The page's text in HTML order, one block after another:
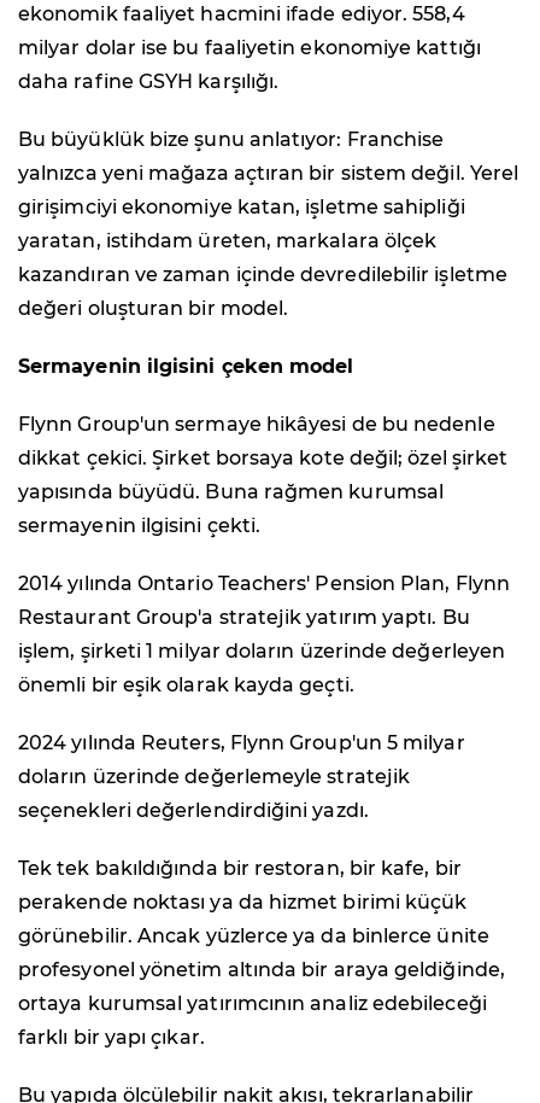
ekonomik faaliyet hacmini ifade ediyor. 558,4
milyar dolar ise bu faaliyetin ekonomiye kattığı
daha rafine GSYH karşılığı.
Bu büyüklük bize şunu anlatıyor: Franchise
yalnızca yeni mağaza açtıran bir sistem değil. Yerel
girişimciyi ekonomiye katan, işletme sahipliği
yaratan, istihdam üreten, markalara ölçek
kazandıran ve zaman içinde devredilebilir işletme
değeri oluşturan bir model.
Sermayenin ilgisini çeken model
Flynn Group'un sermaye hikâyesi de bu nedenle
dikkat çekici. Şirket borsaya kote değil; özel şirket
yapısında büyüdü. Buna rağmen kurumsal
sermayenin ilgisini çekti.
2014 yılında Ontario Teachers' Pension Plan, Flynn
Restaurant Group'a stratejik yatırım yaptı. Bu
işlem, şirketi 1 milyar doların üzerinde değerleyen
önemli bir eşik olarak kayda geçti.
2024 yılında Reuters, Flynn Group'un 5 milyar
doların üzerinde değerlemeyle stratejik
seçenekleri değerlendirdiğini yazdı.
Tek tek bakıldığında bir restoran, bir kafe, bir
perakende noktası ya da hizmet birimi küçük
görünebilir. Ancak yüzlerce ya da binlerce ünite
profesyonel yönetim altında bir araya geldiğinde,
ortaya kurumsal yatırımcının analiz edebileceği
farklı bir yapı çıkar.
Bu yapıda ölçülebilir nakit akışı, tekrarlanabilir